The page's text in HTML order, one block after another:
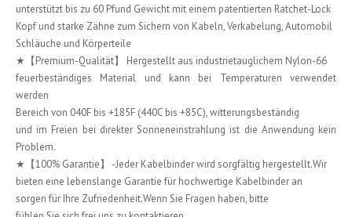
unterstützt bis zu 60 Pfund Gewicht mit einem patentierten Ratchet-Lock
Kopf und starke Zähne zum Sichern von Kabeln, Verkabelung, Automobil
Schläuche und Körperteile
★【Premium-Qualität】 Hergestellt aus industrietauglichem Nylon-66
feuerbeständiges Material und kann bei Temperaturen verwendet
werden
Bereich von 040F bis +185F (440C bis +85C), witterungsbeständig
und im Freien bei direkter Sonneneinstrahlung ist die Anwendung kein
Problem.
★【100% Garantie】 -Jeder Kabelbinder wird sorgfältig hergestellt.Wir
bieten eine lebenslange Garantie für hochwertige Kabelbinder an
sorgen für Ihre Zufriedenheit.Wenn Sie Fragen haben, bitte